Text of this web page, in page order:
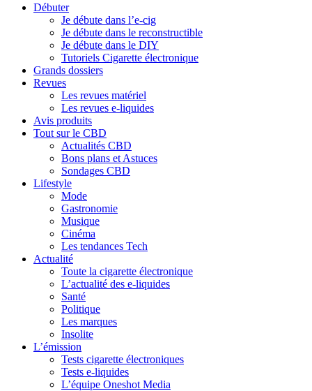
Débuter
Je débute dans l’e-cig
Je débute dans le reconstructible
Je débute dans le DIY
Tutoriels Cigarette électronique
Grands dossiers
Revues
Les revues matériel
Les revues e-liquides
Avis produits
Tout sur le CBD
Actualités CBD
Bons plans et Astuces
Sondages CBD
Lifestyle
Mode
Gastronomie
Musique
Cinéma
Les tendances Tech
Actualité
Toute la cigarette électronique
L’actualité des e-liquides
Santé
Politique
Les marques
Insolite
L’émission
Tests cigarette électroniques
Tests e-liquides
L’équipe Oneshot Media